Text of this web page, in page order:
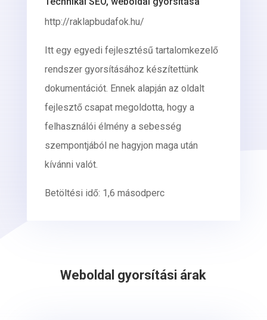
http://raklapbudafok.hu/
Itt egy egyedi fejlesztésű tartalomkezelő
rendszer gyorsításához készítettünk
dokumentációt. Ennek alapján az oldalt
fejlesztő csapat megoldotta, hogy a
felhasználói élmény a sebesség
szempontjából ne hagyjon maga után
kívánni valót.
Betöltési idő: 1,6 másodperc
Weboldal gyorsítási árak